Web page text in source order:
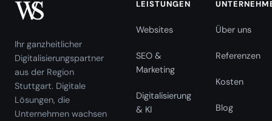
Ihr ganzheitlicher
Digitalisierungspartner
aus der Region
Stuttgart. Digitale
Lösungen, die
Unternehmen wachsen
LEISTUNGEN
Websites
SEO &
Marketing
Digitalisierung
& KI
Über uns
Referenzen
Kosten
Blog